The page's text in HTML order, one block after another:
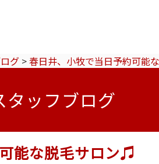
グ >春日井、小牧で当日予約可能
タッフブログ
能な脱毛サロン♫